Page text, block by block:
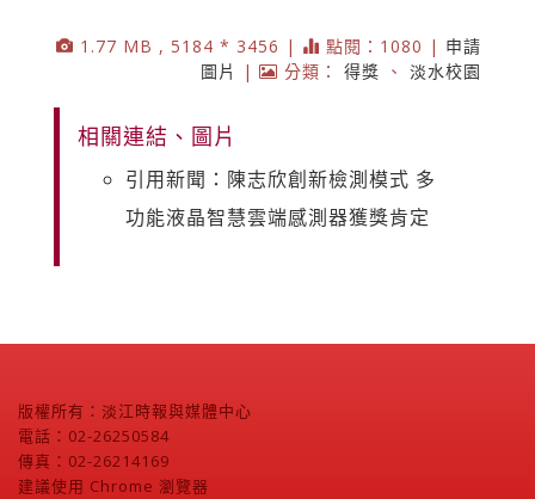
1.77 MB , 5184 * 3456 | 點閱：1080 | 申請
圖片
| 分類： 得獎 、 淡水校園
相關連結、圖片
引用新聞：陳志欣創新檢測模式 多
功能液晶智慧雲端感測器獲獎肯定
版權所有：淡江時報與媒體中心
電話：02-26250584
傳真：02-26214169
建議使用 Chrome 瀏覽器